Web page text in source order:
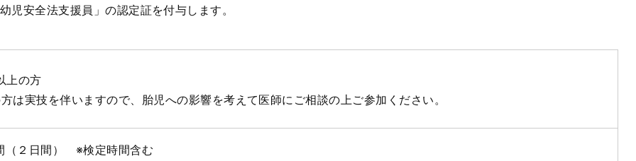
安全法支援員」の認定証を付与します。
上の方
は実技を伴いますので、胎児への影響を考えて医師にご相談の上ご参加ください。
（２日間） ※検定時間含む